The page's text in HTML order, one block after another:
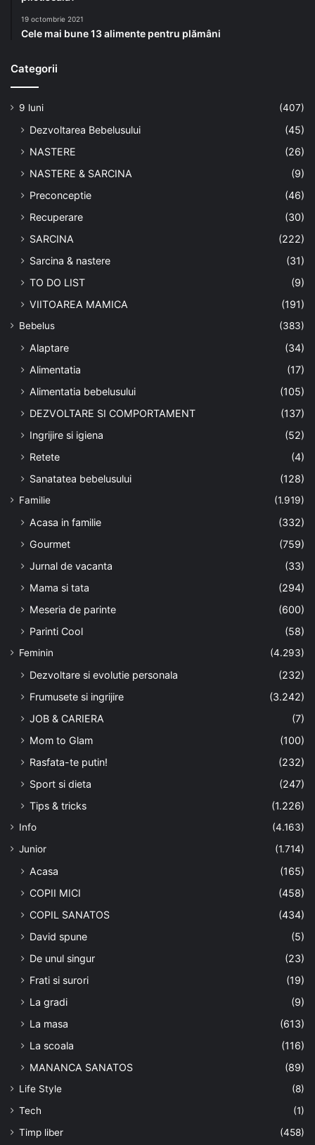
19 octombrie 2021
Cele mai bune 13 alimente pentru plămâni
Categorii
9 luni (407)
Dezvoltarea Bebelusului
(45)
NASTERE
(26)
NASTERE & SARCINA
(9)
Preconceptie
(46)
Recuperare
(30)
SARCINA
(222)
Sarcina & nastere
(31)
TO DO LIST
(9)
VIITOAREA MAMICA
(191)
Bebelus (383)
Alaptare
(34)
Alimentatia
(17)
Alimentatia bebelusului
(105)
DEZVOLTARE SI COMPORTAMENT
(137)
Ingrijire si igiena
(52)
Retete
(4)
Sanatatea bebelusului
(128)
Familie (1.919)
Acasa in familie
(332)
Gourmet
(759)
Jurnal de vacanta
(33)
Mama si tata
(294)
Meseria de parinte
(600)
Parinti Cool
(58)
Feminin (4.293)
Dezvoltare si evolutie personala
(232)
Frumusete si ingrijire
(3.242)
JOB & CARIERA
(7)
Mom to Glam
(100)
Rasfata-te putin!
(232)
Sport si dieta
(247)
Tips & tricks
(1.226)
Info
(4.163)
Junior
(1.714)
Acasa
(165)
COPII MICI
(458)
COPIL SANATOS
(434)
David spune
(5)
De unul singur
(23)
Frati si surori
(19)
La gradi
(9)
La masa
(613)
La scoala
(116)
MANANCA SANATOS
(89)
Life Style
(8)
Tech
(1)
Timp liber
(458)